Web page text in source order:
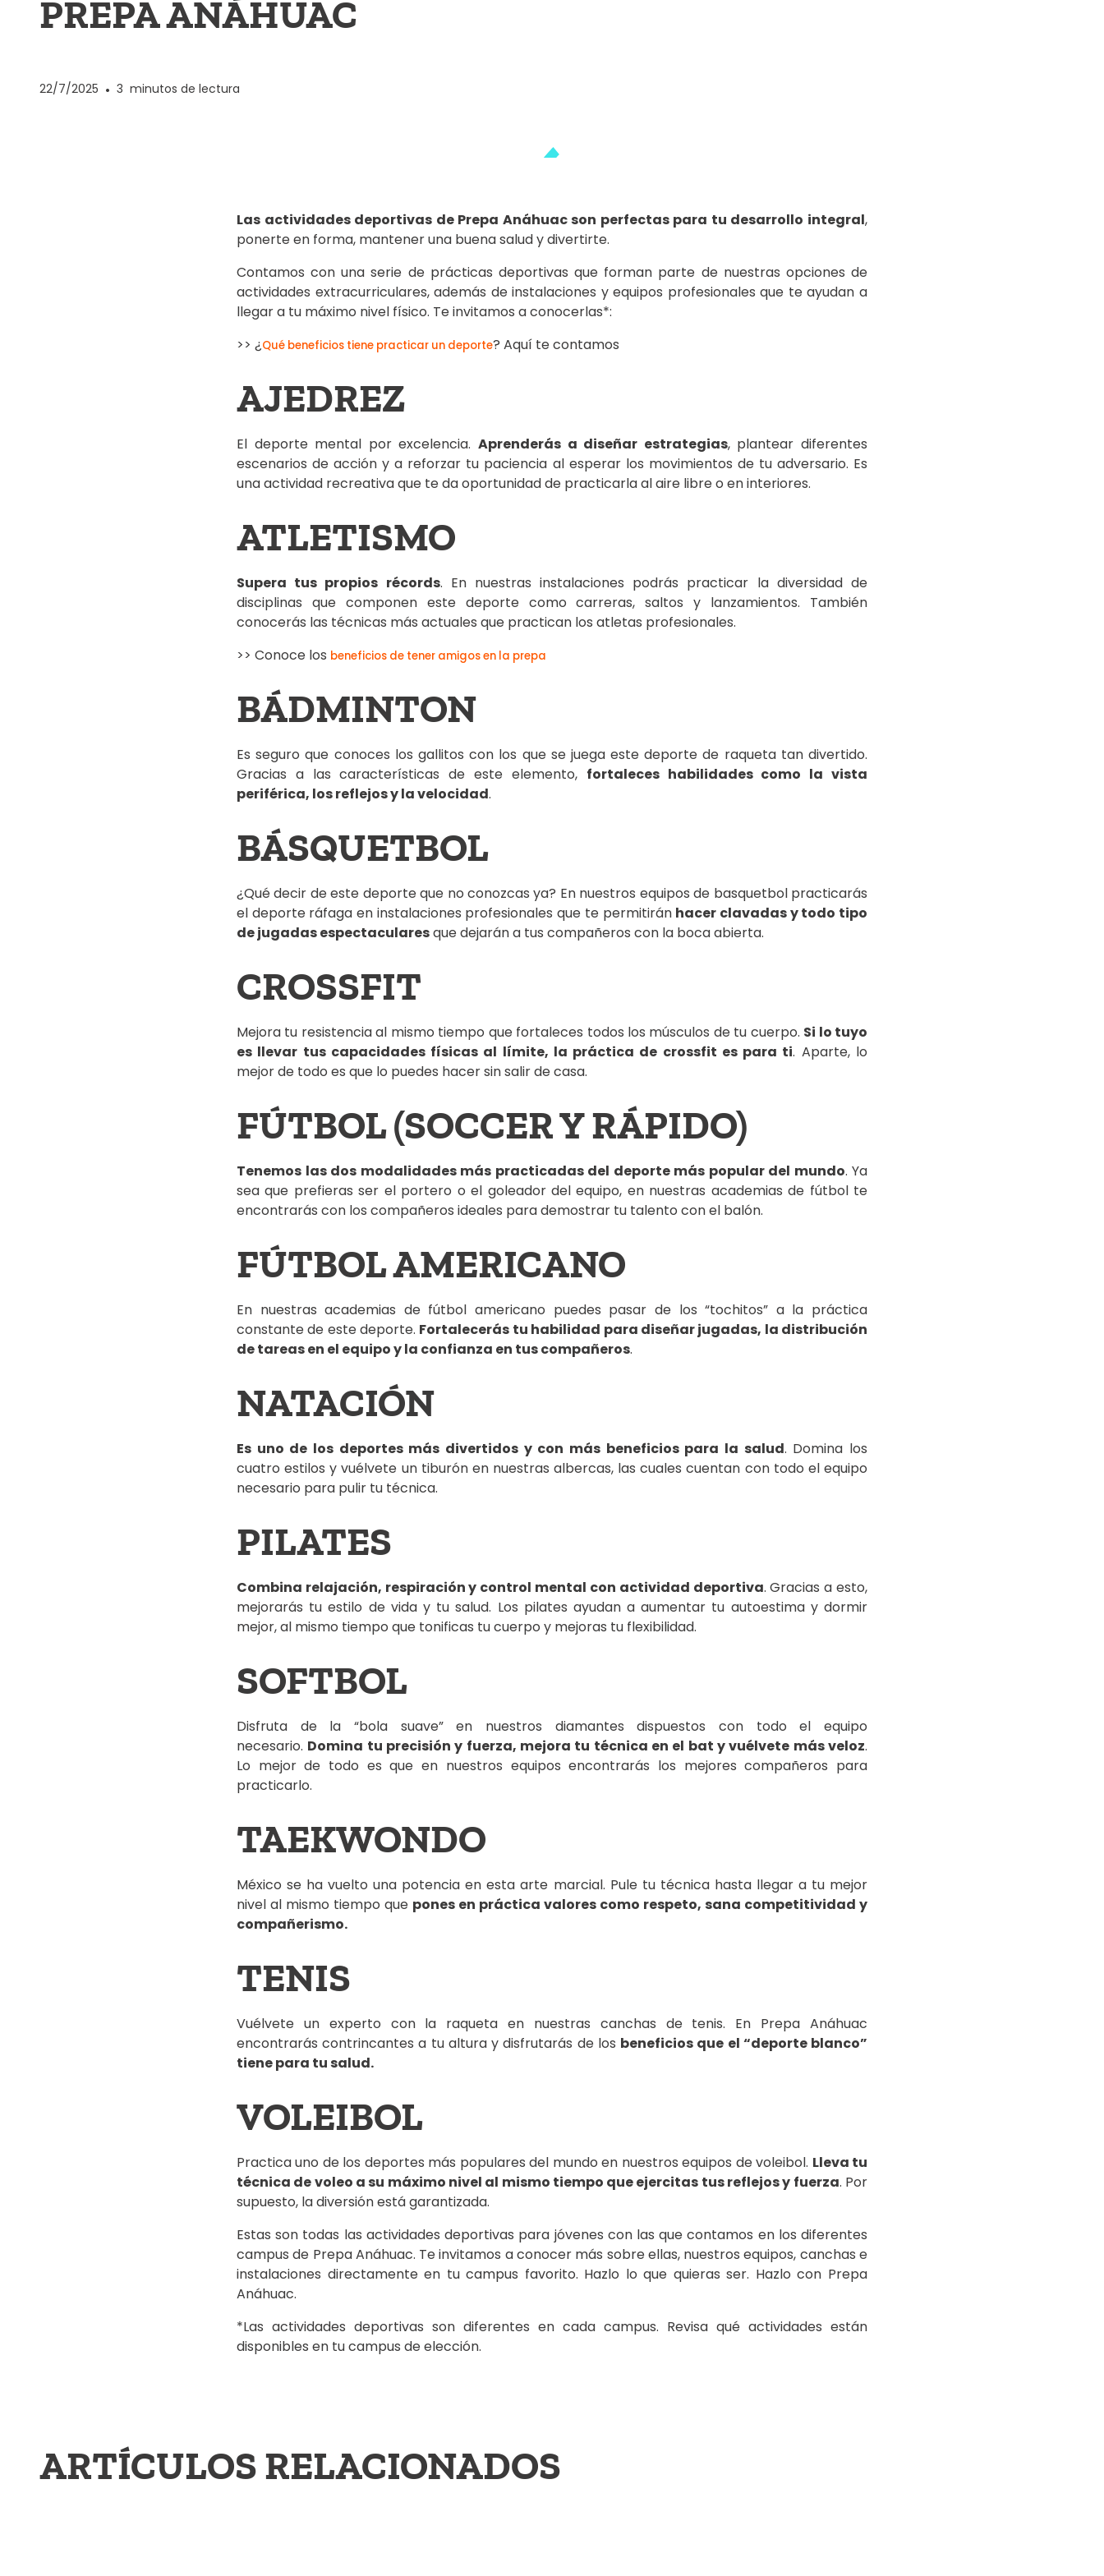
PREPA ANÁHUAC
22/7/2025 • 3 minutos de lectura
Las actividades deportivas de Prepa Anáhuac son perfectas para tu desarrollo integral,
ponerte en forma, mantener una buena salud y divertirte.
Contamos con una serie de prácticas deportivas que forman parte de nuestras opciones de
actividades extracurriculares, además de instalaciones y equipos profesionales que te ayudan a
llegar a tu máximo nivel físico. Te invitamos a conocerlas*:
>> ¿Qué beneficios tiene practicar un deporte? Aquí te contamos
AJEDREZ
El deporte mental por excelencia. Aprenderás a diseñar estrategias, plantear diferentes
escenarios de acción y a reforzar tu paciencia al esperar los movimientos de tu adversario. Es
una actividad recreativa que te da oportunidad de practicarla al aire libre o en interiores.
ATLETISMO
Supera tus propios récords. En nuestras instalaciones podrás practicar la diversidad de
disciplinas que componen este deporte como carreras, saltos y lanzamientos. También
conocerás las técnicas más actuales que practican los atletas profesionales.
>> Conoce los beneficios de tener amigos en la prepa
BÁDMINTON
Es seguro que conoces los gallitos con los que se juega este deporte de raqueta tan divertido.
Gracias a las características de este elemento, fortaleces habilidades como la vista
periférica, los reflejos y la velocidad.
BÁSQUETBOL
¿Qué decir de este deporte que no conozcas ya? En nuestros equipos de basquetbol practicarás
el deporte ráfaga en instalaciones profesionales que te permitirán hacer clavadas y todo tipo
de jugadas espectacularesque dejarán a tus compañeros con la boca abierta.
CROSSFIT
Mejora tu resistencia al mismo tiempo que fortaleces todos los músculos de tu cuerpo. Si lo tuyo
es llevar tus capacidades físicas al límite, la práctica de crossfit es para ti. Aparte, lo
mejor de todo es que lo puedes hacer sin salir de casa.
FÚTBOL (SOCCER Y RÁPIDO)
Tenemos las dos modalidades más practicadas del deporte más popular del mundo. Ya
sea que prefieras ser el portero o el goleador del equipo, en nuestras academias de fútbol te
encontrarás con los compañeros ideales para demostrar tu talento con el balón.
FÚTBOL AMERICANO
En nuestras academias de fútbol americano puedes pasar de los “tochitos” a la práctica
constante de este deporte. Fortalecerás tu habilidad para diseñar jugadas, la distribución
de tareas en el equipo y la confianza en tus compañeros.
NATACIÓN
Es uno de los deportes más divertidos y con más beneficios para la salud. Domina los
cuatro estilos y vuélvete un tiburón en nuestras albercas, las cuales cuentan con todo el equipo
necesario para pulir tu técnica.
PILATES
Combina relajación, respiración y control mental con actividad deportiva. Gracias a esto,
mejorarás tu estilo de vida y tu salud. Los pilates ayudan a aumentar tu autoestima y dormir
mejor, al mismo tiempo que tonificas tu cuerpo y mejoras tu flexibilidad.
SOFTBOL
Disfruta de la “bola suave” en nuestros diamantes dispuestos con todo el equipo
necesario. Domina tu precisión y fuerza, mejora tu técnica en el bat y vuélvete más veloz.
Lo mejor de todo es que en nuestros equipos encontrarás los mejores compañeros para
practicarlo.
TAEKWONDO
México se ha vuelto una potencia en esta arte marcial. Pule tu técnica hasta llegar a tu mejor
nivel al mismo tiempo que pones en práctica valores como respeto, sana competitividad y
compañerismo.
TENIS
Vuélvete un experto con la raqueta en nuestras canchas de tenis. En Prepa Anáhuac
encontrarás contrincantes a tu altura y disfrutarás de los beneficios que el “deporte blanco”
tiene para tu salud.
VOLEIBOL
Practica uno de los deportes más populares del mundo en nuestros equipos de voleibol. Lleva tu
técnica de voleo a su máximo nivel al mismo tiempo que ejercitas tus reflejos y fuerza. Por
supuesto, la diversión está garantizada.
Estas son todas las actividades deportivas para jóvenes con las que contamos en los diferentes
campus de Prepa Anáhuac. Te invitamos a conocer más sobre ellas, nuestros equipos, canchas e
instalaciones directamente en tu campus favorito. Hazlo lo que quieras ser. Hazlo con Prepa
Anáhuac.
*Las actividades deportivas son diferentes en cada campus. Revisa qué actividades están
disponibles en tu campus de elección.
ARTÍCULOS RELACIONADOS